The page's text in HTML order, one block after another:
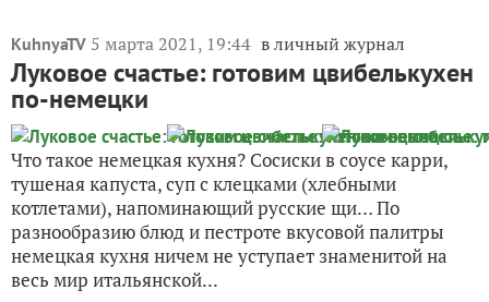
KuhnyaTV 5 марта 2021, 19:44 в личный журнал
Луковое счастье: готовим цвибелькухен
по-немецки
Что такое немецкая кухня? Сосиски в соусе карри,
тушеная капуста, суп с клецками (хлебными
котлетами), напоминающий русские щи… По
разнообразию блюд и пестроте вкусовой палитры
немецкая кухня ничем не уступает знаменитой на
весь мир итальянской...